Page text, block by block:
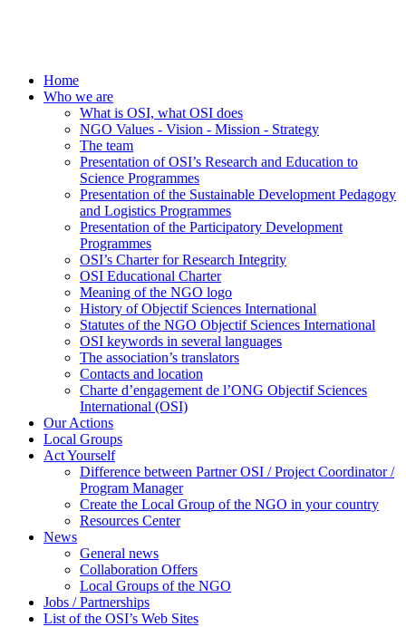
Home
Who we are
What is OSI, what OSI does
NGO Values - Vision - Mission - Strategy
The team
Presentation of OSI’s Research and Education to
Science Programmes
Presentation of the Sustainable Development Pedagogy
and Logistics Programmes
Presentation of the Participatory Development
Programmes
OSI’s Charter for Research Integrity
OSI Educational Charter
Meaning of the NGO logo
History of Objectif Sciences International
Statutes of the NGO Objectif Sciences International
OSI keywords in several languages
The association’s translators
Contacts and location
Charte d’engagement de l’ONG Objectif Sciences
International (OSI)
Our Actions
Local Groups
Act Yourself
Difference between Partner OSI / Project Coordinator /
Program Manager
Create the Local Group of the NGO in your country
Resources Center
News
General news
Collaboration Offers
Local Groups of the NGO
Jobs / Partnerships
List of the OSI’s Web Sites